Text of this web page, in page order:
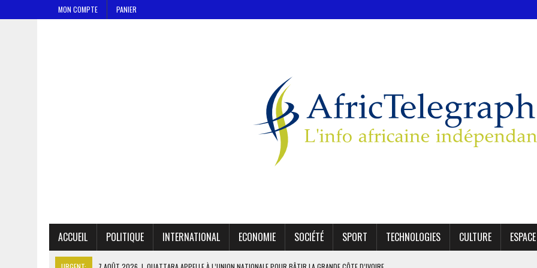
MON COMPTE PANIER
ACCUEIL POLITIQUE INTERNATIONAL ECONOMIE SOCIÉTÉ SPORT TECHNOLOGIES CULTURE